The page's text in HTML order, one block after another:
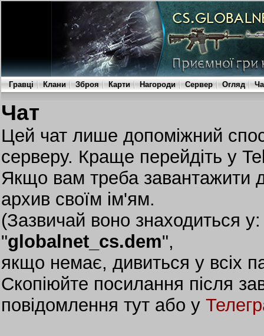
Гравці Клани Зброя Карти Нагороди Сервер Огляд